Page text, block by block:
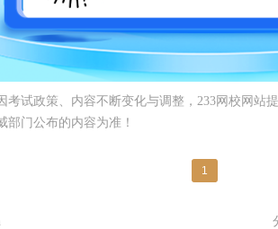
考试政策、内容不断变化与调整，233网校网站
部门公布的内容为准！
1